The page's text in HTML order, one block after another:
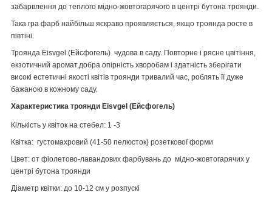
забарвлення до теплого мідно-жовтогарячого в центрі бутона троянди.
Така гра фарб найбільш яскраво проявляється, якщо троянда росте в
півтіні.
Троянда Eisvgel (Ейсфогель) чудова в саду. Повторне і рясне цвітіння,
екзотичний аромат,добра опірність хворобам і здатність зберігати
високі естетичні якості квітів троянди тривалий час, роблять її дуже
бажаною в кожному саду.
Характеристика троянди Eisvgel (Ейсфогель)
Кількість у квіток на стебел: 1 -3
Квітка: густомахровий (41-50 пелюсток) розеткової форми
Цвет: от фіолетово-лавандових фарбувань до мідно-жовтогарячих у
центрі бутона троянди
Діаметр квітки: до 10-12 см у розпускі